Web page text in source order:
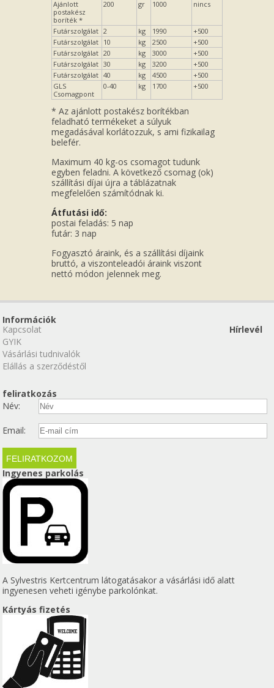
Ajánlott
postakész
boríték *
200 gr 1000 nincs
Futárszolgálat 2 kg 1990
+500
Futárszolgálat 10 kg 2500
+500
Futárszolgálat 20 kg 3000
+500
Futárszolgálat 30 kg 3200
+500
Futárszolgálat 40 kg 4500
+500
GLS
Csomagpont
0-40 kg 1700 +500
* Az ajánlott postakész borítékban
feladható termékeket a súlyuk
megadásával korlátozzuk, s ami fizikailag
belefér.
Maximum 40 kg-os csomagot tudunk
egyben feladni. A következő csomag (ok)
szállítási díjai újra a táblázatnak
megfelelően számítódnak ki.
Átfutási idő:
postai feladás: 5 nap
futár: 3 nap
Fogyasztó áraink, és a szállítási díjaink
bruttó, a viszonteleadói áraink viszont
nettó módon jelennek meg.
Információk
Kapcsolat
GYIK
Vásárlási tudnivalók
Elállás a szerződéstől
Hírlevél
feliratkozás
Név:
Email:
Ingyenes parkolás
A Sylvestris Kertcentrum látogatásakor a vásárlási idő alatt
ingyenesen veheti igénybe parkolónkat.
Kártyás fizetés